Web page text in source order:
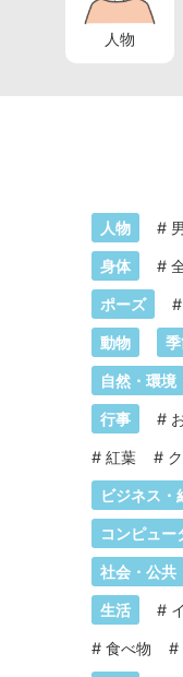
人物
人物 #
身体 #
ポーズ #
動物
自然・環境
行事 #
# 紅葉 #
ビジネス・
コンピュー
社会・公共
生活 #
# 食べ物 #